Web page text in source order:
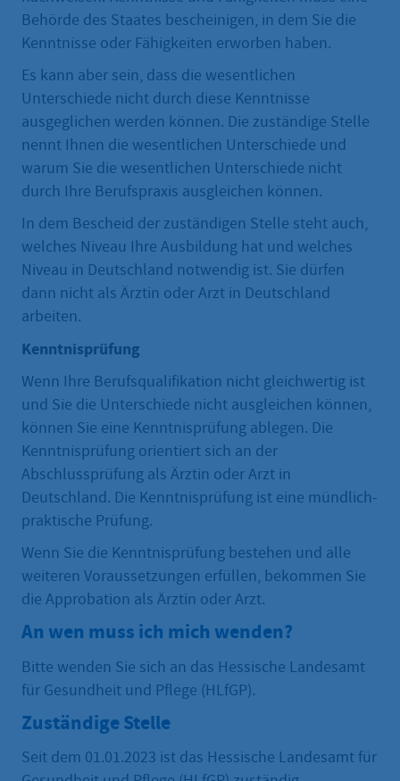
Behörde des Staates bescheinigen, in dem Sie die
Kenntnisse oder Fähigkeiten erworben haben.
Es kann aber sein, dass die wesentlichen
Unterschiede nicht durch diese Kenntnisse
ausgeglichen werden können. Die zuständige Stelle
nennt Ihnen die wesentlichen Unterschiede und
warum Sie die wesentlichen Unterschiede nicht
durch Ihre Berufspraxis ausgleichen können.
In dem Bescheid der zuständigen Stelle steht auch,
welches Niveau Ihre Ausbildung hat und welches
Niveau in Deutschland notwendig ist. Sie dürfen
dann nicht als Ärztin oder Arzt in Deutschland
arbeiten.
Kenntnisprüfung
Wenn Ihre Berufsqualifikation nicht gleichwertig ist
und Sie die Unterschiede nicht ausgleichen können,
können Sie eine Kenntnisprüfung ablegen. Die
Kenntnisprüfung orientiert sich an der
Abschlussprüfung als Ärztin oder Arzt in
Deutschland. Die Kenntnisprüfung ist eine mündlich-
praktische Prüfung.
Wenn Sie die Kenntnisprüfung bestehen und alle
weiteren Voraussetzungen erfüllen, bekommen Sie
die Approbation als Ärztin oder Arzt.
An wen muss ich mich wenden?
Bitte wenden Sie sich an das Hessische Landesamt
für Gesundheit und Pflege (HLfGP).
Zuständige Stelle
Seit dem 01.01.2023 ist das Hessische Landesamt für